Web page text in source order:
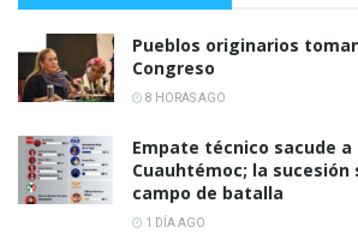
Pueblos originarios
Congreso
8 HORAS AGO
Empate técnico sacude a
Cuauhtémoc; la
campo de batalla
1 DÍA AGO